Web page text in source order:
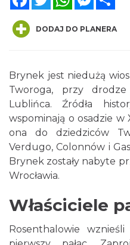
DODAJ DO PLANERA
Brynek jest niedużą
Tworoga, przy
Lublińca. Źródła
wspominają o osadzie w
ona do dziedziców
Verdugo, Colonnów i
Brynek zostały nabyte
Wrocławia.
Właściciele
Rosenthalowie